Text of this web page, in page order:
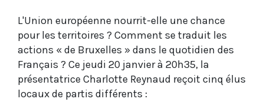
L'Union européenne nourrit-elle une chance
pour les territoires ? Comment se traduit les
actions « de Bruxelles » dans le quotidien des
Français ? Ce jeudi 20 janvier à 20h35, la
présentatrice Charlotte Reynaud reçoit cinq élus
locaux de partis différents :